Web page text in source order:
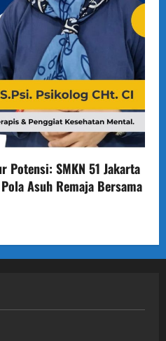
Potensi: SMKN 51 Jakarta
Asuh Remaja Bersama